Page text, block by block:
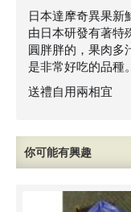
日本達摩奇異果新
由日本研發有著特
圓胖胖的，果肉多
是非常好吃的品種。
送禮自用兩相宜
你可能有興趣